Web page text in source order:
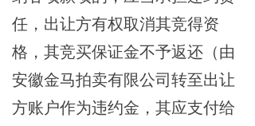
任，出让方有权取消其竞得资
格，其竞买保证金不予返还（由
安徽金马拍卖有限公司转至出让
方账户作为违约金，其应支付给